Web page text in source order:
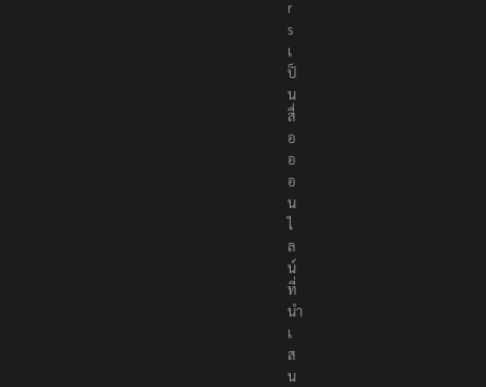
e
r
s
เ
ป็
น
สื่
อ
อ
อ
น
ไ
ล
น์
ที่
นำ
เ
ส